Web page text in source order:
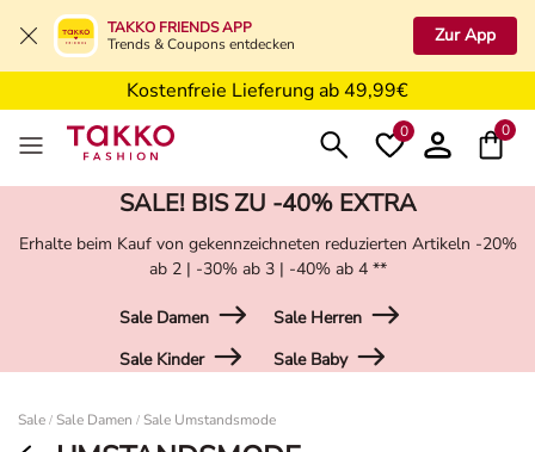
TAKKO FRIENDS APP
Trends & Coupons entdecken
Zur App
Kostenfreie Retoure in der Filiale
Kostenfreie Lieferung ab 49,99€
5€ Gutschein nach Registrierung*
0 0
SALE! BIS ZU -40% EXTRA
Erhalte beim Kauf von gekennzeichneten reduzierten Artikeln -20%
ab 2 | -30% ab 3 | -40% ab 4 **
Sale Damen
Sale Herren
Sale Kinder
Sale Baby
Sale / Sale Damen / Sale Umstandsmode